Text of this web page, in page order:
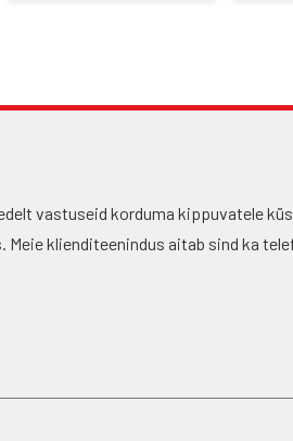
vastuseid korduma kippuvatele
klienditeenindus aitab sind ka